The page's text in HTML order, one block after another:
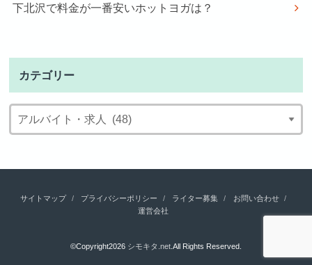
下北沢で料金が一番安いホットヨガは？
カテゴリー
サイトマップ プライバシーポリシー ライター募集
お問い合わせ
運営会社
©Copyright2026 シモキタ.net.All Rights Reserved.